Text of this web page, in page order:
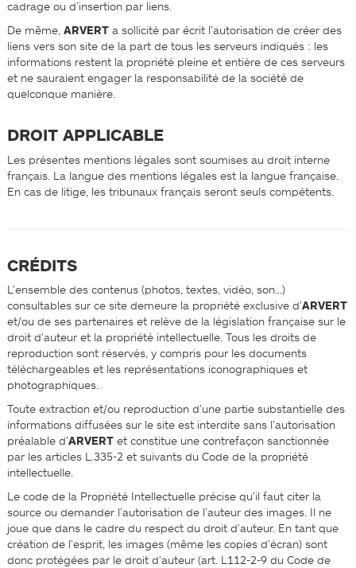
cadrage ou d’insertion par liens.
De même, ARVERTa sollicité par écrit l’autorisation de créer des
liens vers son site de la part de tous les serveurs indiqués : les
informations restent la propriété pleine et entière de ces serveurs
et ne sauraient engager la responsabilité de la société de
quelconque manière.
DROIT APPLICABLE
Les présentes mentions légales sont soumises au droit interne
français. La langue des mentions légales est la langue française.
En cas de litige, les tribunaux français seront seuls compétents.
CRÉDITS
L’ensemble des contenus (photos, textes, vidéo, son…)
consultables sur ce site demeure la propriété exclusive d’ARVERT
et/ou de ses partenaires et relève de la législation française sur le
droit d’auteur et la propriété intellectuelle. Tous les droits de
reproduction sont réservés, y compris pour les documents
téléchargeables et les représentations iconographiques et
photographiques.
Toute extraction et/ou reproduction d’une partie substantielle des
informations diffusées sur le site est interdite sans l’autorisation
préalable d’ARVERTet constitue une contrefaçon sanctionnée
par les articles L.335-2 et suivants du Code de la propriété
intellectuelle.
Le code de la Propriété Intellectuelle précise qu’il faut citer la
source ou demander l’autorisation de l’auteur des images. Il ne
joue que dans le cadre du respect du droit d’auteur. En tant que
création de l’esprit, les images (même les copies d’écran) sont
donc protégées par le droit d’auteur (art. L112-2-9 du Code de